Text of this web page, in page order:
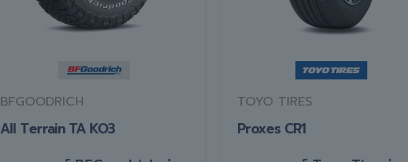
BFGOODRICH
All Terrain TA KO3
TOYO TIRES
Proxes CR1